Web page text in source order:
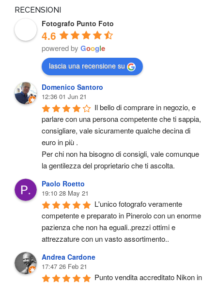
RECENSIONI
Fotografo Punto Foto
4.6
powered by Google
lascia una recensione su
Domenico Santoro
12:36 01 Jun 21
Il bello di comprare in negozio, e
parlare con una persona competente che ti sappia,
consigliare, vale sicuramente qualche decina di
euro in più .
Per chi non ha bisogno di consigli, vale comunque
la gentilezza del proprietario che ti ascolta.
Paolo Roetto
19:10 28 May 21
L'unico fotografo veramente
competente e preparato in Pinerolo con un enorme
pazienza che non ha eguali..prezzi ottimi e
attrezzature con un vasto assortimento..
Andrea Cardone
17:47 26 Feb 21
Punto vendita accreditato Nikon in